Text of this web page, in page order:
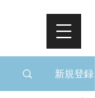
新規登録